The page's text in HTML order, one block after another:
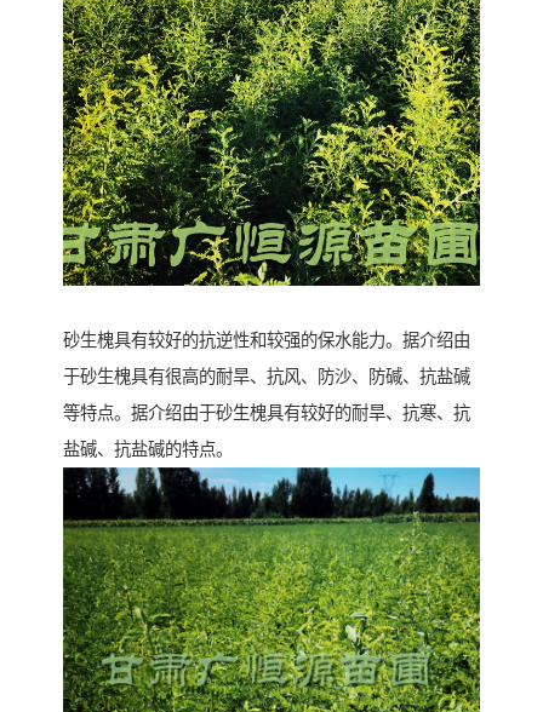
砂生槐具有较好的抗逆性和较强的保水能力。据介绍由
于砂生槐具有很高的耐旱、抗风、防沙、防碱、抗盐碱
等特点。据介绍由于砂生槐具有较好的耐旱、抗寒、抗
盐碱、抗盐碱的特点。